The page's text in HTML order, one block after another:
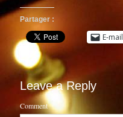
Partager :
E-mail
Leave a Reply
Comment